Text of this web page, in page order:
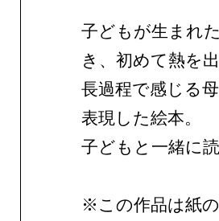
子どもが生まれ
き、初めて熱を
長過程で感じる
表現した絵本。
子どもと一緒に
※この作品は紙